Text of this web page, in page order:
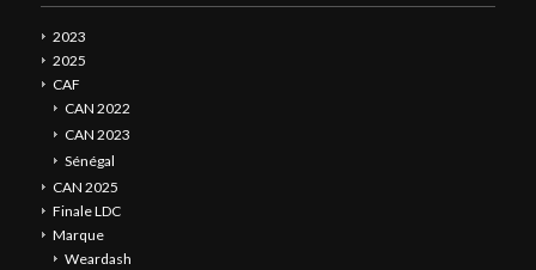
2023
2025
CAF
CAN 2022
CAN 2023
Sénégal
CAN 2025
Finale LDC
Marque
Weardash